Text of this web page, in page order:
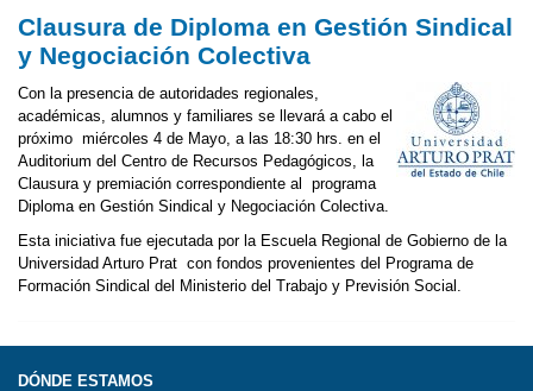
Clausura de Diploma en Gestión Sindical
y Negociación Colectiva
Con la presencia de autoridades regionales,
académicas, alumnos y familiares se llevará a cabo el
próximo miércoles 4 de Mayo, a las 18:30 hrs. en el
Auditorium del Centro de Recursos Pedagógicos, la
Clausura y premiación correspondiente al programa
Diploma en Gestión Sindical y Negociación Colectiva.
Esta iniciativa fue ejecutada por la Escuela Regional de Gobierno de la
Universidad Arturo Prat con fondos provenientes del Programa de
Formación Sindical del Ministerio del Trabajo y Previsión Social.
DÓNDE ESTAMOS